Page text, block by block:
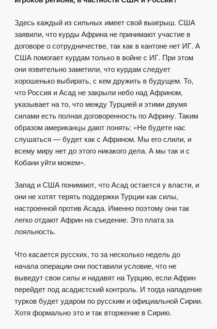
Здесь каждый из сильных имеет свой выигрыш. США
заявили, что курды Африна не принимают участие в
договоре о сотрудничестве, так как в кантоне нет ИГ. А
США помогает курдам только в войне с ИГ. При этом
они язвительно заметили, что курдам следует
хорошенько выбирать, с кем дружить в будущем. То,
что Россия и Асад не закрыли небо над Африном,
указывает на то, что между Турцией и этими двумя
силами есть полная договоренность по Африну. Таким
образомамериканцы дают понять: «Не будете нас
слушаться — будет как с Африном. Мы его слили, и
всему миру нет до этого никакого дела. А мы так и с
Кобани уйти можем».
Запад и США понимают, что Асад остается у власти, и
они не хотят терять поддержки Турции как силы,
настроенной против Асада. Именно поэтому они так
легко отдают Африн на съедение. Это плата за
лояльность.
Что касается русских, то за несколько недель до
начала операции они поставили условие, что не
выведут свои силы и надавят на Турцию, если Африн
перейдет под асадистский контроль. И тогда нападение
турков будет ударом по русским и официальной Сирии.
Хотя формально это и так вторжение в Сирию.